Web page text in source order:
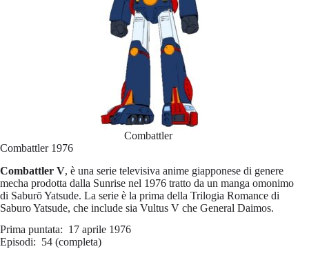
Combattler
Combattler 1976
Combattler V, è una serie televisiva anime giapponese di genere
mecha prodotta dalla Sunrise nel 1976 tratto da un manga omonimo
di Saburō Yatsude. La serie è la prima della Trilogia Romance di
Saburo Yatsude, che include sia Vultus V che General Daimos.
Prima puntata: 17 aprile 1976
Episodi: 54 (completa)